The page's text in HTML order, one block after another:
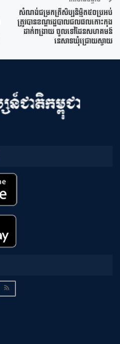
សំណង់ជម្រកត្រីសិប្បនិមិ្មត៥០ប្រអប់
ត្រូវបានខណ្ឌរដ្ឋបាលជលផលកោះកុង
ដាក់ពង្រាយ ចូលទៅដែនសហគមន៍
នេសាទឃុំជ្រោយស្វាយ